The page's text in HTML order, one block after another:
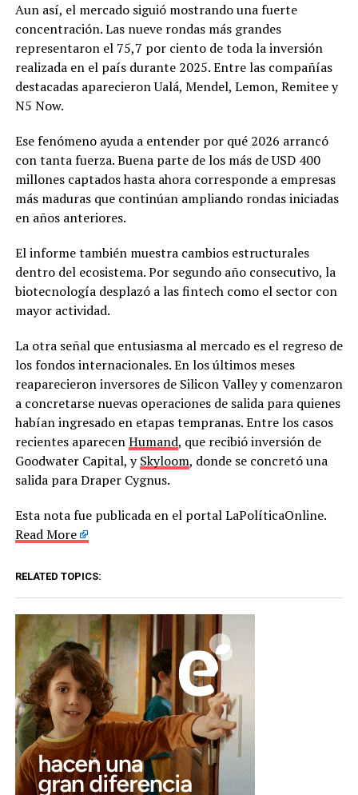
Aun así, el mercado siguió mostrando una fuerte
concentración. Las nueve rondas más grandes
representaron el 75,7 por ciento de toda la inversión
realizada en el país durante 2025. Entre las compañías
destacadas aparecieron Ualá, Mendel, Lemon, Remitee y
N5 Now.
Ese fenómeno ayuda a entender por qué 2026 arrancó
con tanta fuerza. Buena parte de los más de USD 400
millones captados hasta ahora corresponde a empresas
más maduras que continúan ampliando rondas iniciadas
en años anteriores.
El informe también muestra cambios estructurales
dentro del ecosistema. Por segundo año consecutivo, la
biotecnología desplazó a las fintech como el sector con
mayor actividad.
La otra señal que entusiasma al mercado es el regreso de
los fondos internacionales. En los últimos meses
reaparecieron inversores de Silicon Valley y comenzaron
a concretarse nuevas operaciones de salida para quienes
habían ingresado en etapas tempranas. Entre los casos
recientes aparecenHumand, que recibió inversión de
Goodwater Capital, ySkyloom, donde se concretó una
salida para Draper Cygnus.
Esta nota fue publicada en el portal LaPolíticaOnline.
Read More
RELATED TOPICS: